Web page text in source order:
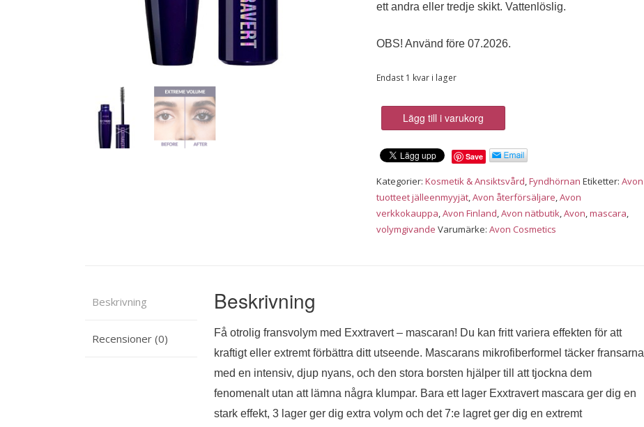
ett andra eller tredje skikt. Vattenlöslig.
OBS! Använd före 07.2026.
Endast 1 kvar i lager
Exxtravert
Volume
Mascara,
blackest
black
mängd
Lägg till i varukorg
Save
Kategorier: Kosmetik & Ansiktsvård,Fyndhörnan Etiketter: Avon
tuotteet jälleenmyyjät,Avon återförsäljare,Avon
verkkokauppa,Avon Finland,Avon nätbutik,Avon,mascara,
volymgivande Varumärke: Avon Cosmetics
Beskrivning
Recensioner (0)
Beskrivning
Få otrolig fransvolym med Exxtravert – mascaran! Du kan fritt variera effekten för att
kraftigt eller extremt förbättra ditt utseende. Mascarans mikrofiberformel täcker fransarna
med en intensiv, djup nyans, och den stora borsten hjälper till att tjockna dem
fenomenalt utan att lämna några klumpar. Bara ett lager Exxtravert mascara ger dig en
stark effekt, 3 lager ger dig extra volym och det 7:e lagret ger dig en extremt